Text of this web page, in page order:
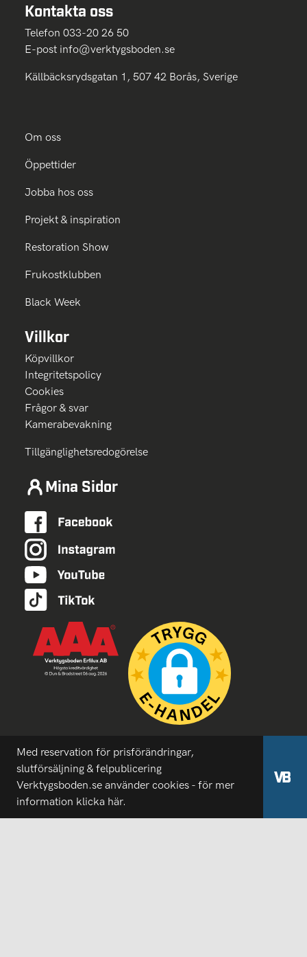
Kontakta oss
Telefon 033-20 26 50
E-post info@verktygsboden.se
Källbäcksrydsgatan 1, 507 42 Borås, Sverige
Om oss
Öppettider
Jobba hos oss
Projekt & inspiration
Restoration Show
Frukostklubben
Black Week
Villkor
Köpvillkor
Integritetspolicy
Cookies
Frågor & svar
Kamerabevakning
Tillgänglighetsredogörelse
Mina Sidor
Med reservation för prisförändringar,
slutförsäljning & felpublicering
Verktygsboden.se använder cookies - för mer
information klicka här.